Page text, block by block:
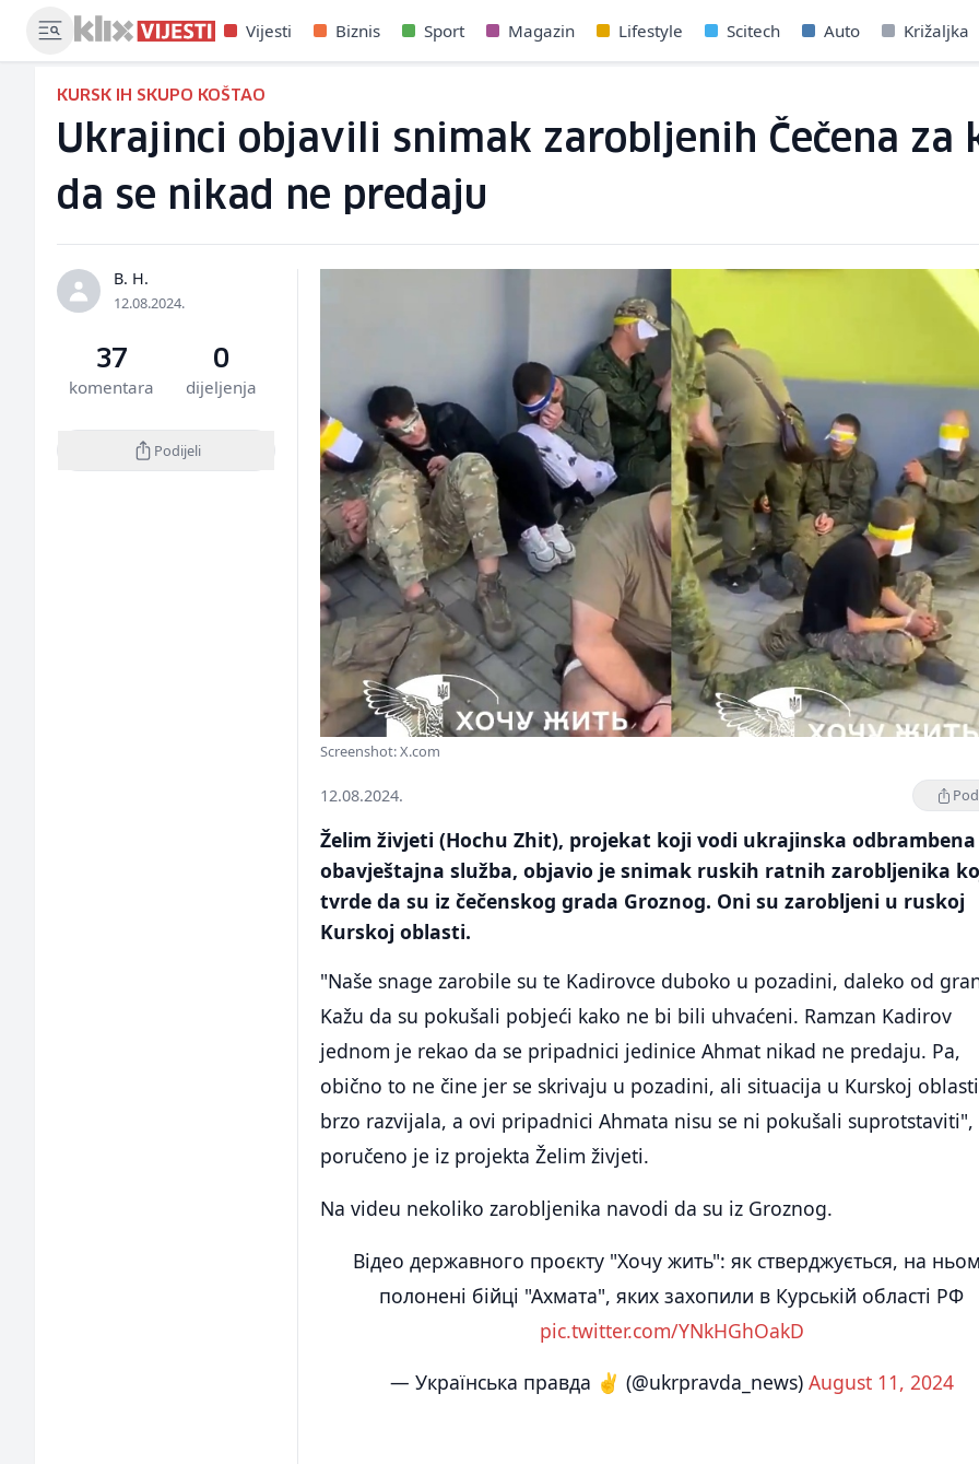
Vijesti Biznis Sport Magazin Lifestyle Scitech Auto Križaljka
KURSK IH SKUPO KOŠTAO
Ukrajinci objavili snimak zarobljenih Čečena za
da se nikad ne predaju
B. H.
12.08.2024.
37
komentara
0
dijeljenja
Podijeli
Screenshot: X.com
12.08.2024.
Želim živjeti (Hochu Zhit), projekat koji vodi ukrajinska odbrambena
obavještajna služba, objavio je snimak ruskih ratnih zarobljenika
tvrde da su iz čečenskog grada Groznog. Oni su zarobljeni u ruskoj
Kurskoj oblasti.
"Naše snage zarobile su te Kadirovce duboko u pozadini, daleko od
Kažu da su pokušali pobjeći kako ne bi bili uhvaćeni. Ramzan Kadirov
jednom je rekao da se pripadnici jedinice Ahmat nikad ne predaju. Pa,
obično to ne čine jer se skrivaju u pozadini, ali situacija u Kurskoj
brzo razvijala, a ovi pripadnici Ahmata nisu se ni pokušali suprotstaviti",
poručeno je iz projekta Želim živjeti.
Na videu nekoliko zarobljenika navodi da su iz Groznog.
Відео державного проєкту "Хочу жить": як стверджується, на
полонені бійці "Ахмата", яких захопили в Курській області РФ
pic.twitter.com/YNkHGhOakD
— Українська правда ✌️ (@ukrpravda_news) August 11, 2024